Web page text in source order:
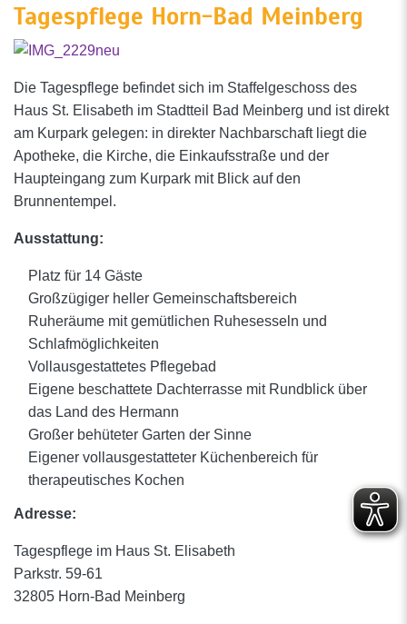
Tagespflege Horn-Bad Meinberg
Die Tagespflege befindet sich im Staffelgeschoss des
Haus St. Elisabeth im Stadtteil Bad Meinberg und ist direkt
am Kurpark gelegen: in direkter Nachbarschaft liegt die
Apotheke, die Kirche, die Einkaufsstraße und der
Haupteingang zum Kurpark mit Blick auf den
Brunnentempel.
Ausstattung:
Platz für 14 Gäste
Großzügiger heller Gemeinschaftsbereich
Ruheräume mit gemütlichen Ruhesesseln und
Schlafmöglichkeiten
Vollausgestattetes Pflegebad
Eigene beschattete Dachterrasse mit Rundblick über
das Land des Hermann
Großer behüteter Garten der Sinne
Eigener vollausgestatteter Küchenbereich für
therapeutisches Kochen
Adresse:
Tagespflege im Haus St. Elisabeth
Parkstr. 59-61
32805 Horn-Bad Meinberg